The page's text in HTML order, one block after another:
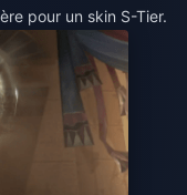
pour un skin S-Tier.